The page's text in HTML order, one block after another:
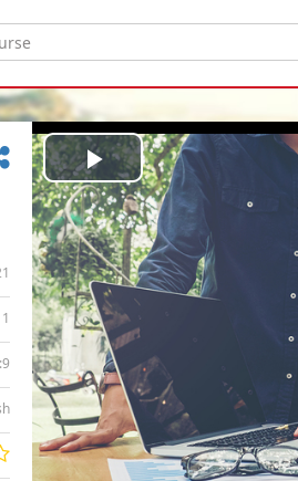
1
Play
Video